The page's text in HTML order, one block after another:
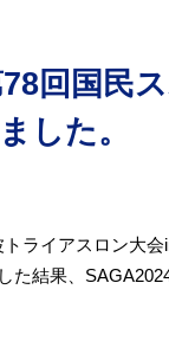
回国民
した。
ライアスロン大
た結果、